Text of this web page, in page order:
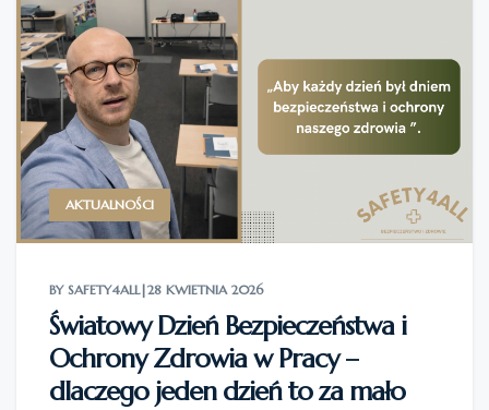
AKTUALNOŚCI
BY SAFETY4ALL|28 KWIETNIA 2026
Światowy Dzień Bezpieczeństwa i
Ochrony Zdrowia w Pracy –
dlaczego jeden dzień to za mało